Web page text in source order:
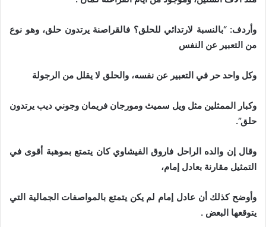
وأردف: “بالنسبة لارتدائي للحلق؟ فالقراصنة يرتدون حلق، وهو نوع
من التعبير عن النفس
وكل واحد حر في التعبير عن نفسه، والحلق لا يقلل من الرجولة
وكبار الممثلين مثل ويل سميث ومورجان فريمان وجوني ديب يرتدون
حلق”.
وقال إن والده الراحل فاروق الفيشاوي كان يتمتع بموهبة أقوى في
التمثيل مقارنة بعادل إمام،
وأوضح كذلك أن عادل إمام لم يكن يتمتع بالمواصفات الجمالية التي
يتوقعها البعض .